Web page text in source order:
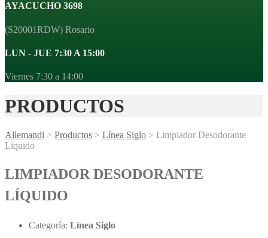
AYACUCHO 3698
(S20001RDW) Rosario
LUN - JUE 7:30 A 15:00
Viernes 7:30 a 14:00
PRODUCTOS
Allemandi > Productos > Línea Siglo > Limpiador Desodorante
Líquido
LIMPIADOR DESODORANTE
LÍQUIDO
Categoría: Línea Siglo